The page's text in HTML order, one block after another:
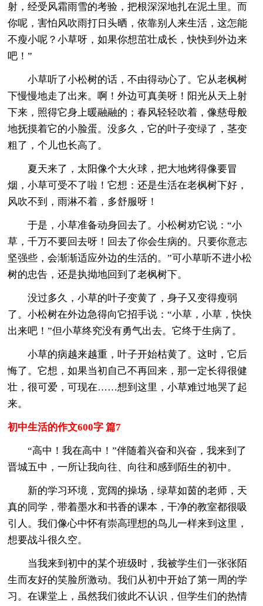
射，经受风霜雨雪的考验，把根深深地扎在泥土里。而
你呢，害怕风吹雨打日头晒，依靠别人来生活，这怎能
不瘦小呢？小草呀，如果你想茁壮成长，快快到外边来
吧！”
小草听了小松树的话，不由得动心了。它从老枫树
下慢慢地走了出来。啊！外边可真美呀！阳光从天上射
下来，照得它身上暖融融的；春风轻轻吹着，像慈母般
地抚摸着它的小脸蛋。没多久，它的叶子变绿了，茎变
粗了，个儿也长高了。
夏天来了，太阳像个大火球，把大地烤得像要冒
烟，小草可受不了啦！它想：还是生活在老枫树下好，
风吹不到，雨淋不着，多舒服呀！
于是，小草准备动身回去了。小松树劝它说：“小
草，千万不要回去呀！回去了你会生病的。只要你意志
坚强些，会渐渐适应外边的生活的。”可小草听不进小松
树的忠告，还是执拗地回到了老枫树下。
没过多久，小草的叶子变黄了，身子又变得瘦弱
了。小松树在外边急得向它招手说：“小草，小草，快快
出来吧！”但小草终究没有勇气出去。它终于生病了。
小草的病越来越重，叶子开始枯黄了。这时，它后
悔了。它想，如果当初自己不再回来，那一定长得很健
壮，很可爱，可现在……想到这里，小草难过地哭了起
来。
初中生活的作文600字 篇7
“高中！我在高中！”伴随着兴奋和兴奋，我来到了
晋城五中，一所让我向往、向往和感到陌生的初中。
新的学习环境，宽阔的操场，绿草如茵的老师，天
真的同学，带着墨水和书香的课本，干净的教室都很吸
引人。我们像心中怀有崇高理想的鸟儿一样来到这里，
想要战斗很久空。
当我来到初中的某个班级时，我被学生们一张张陌
生而友好的笑脸所激动。我们从初中开始了第一周的学
习。在课堂上，虽然我们彼此不认识，但学生们的热情